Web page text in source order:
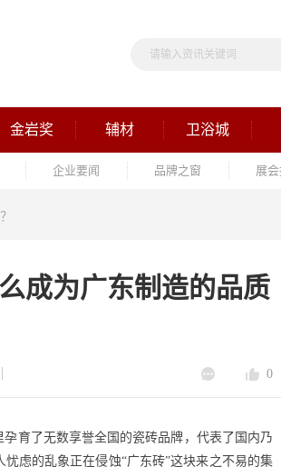
金岩奖 辅材 卫浴城
企业要闻 品牌之窗 展
成为广东制造的品质
0
育了无数享誉全国的瓷砖品牌，代表了国内乃
忧虑的乱象正在侵蚀“广东砖”这块来之不易的集